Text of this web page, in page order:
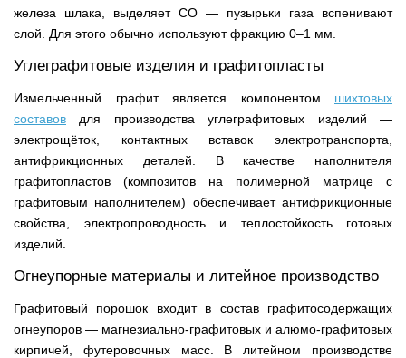
железа шлака, выделяет CO — пузырьки газа вспенивают
слой. Для этого обычно используют фракцию 0–1 мм.
Углеграфитовые изделия и графитопласты
Измельченный графит является компонентом шихтовых
составов для производства углеграфитовых изделий —
электрощёток, контактных вставок электротранспорта,
антифрикционных деталей. В качестве наполнителя
графитопластов (композитов на полимерной матрице с
графитовым наполнителем) обеспечивает антифрикционные
свойства, электропроводность и теплостойкость готовых
изделий.
Огнеупорные материалы и литейное производство
Графитовый порошок входит в состав графитосодержащих
огнеупоров — магнезиально-графитовых и алюмо-графитовых
кирпичей, футеровочных масс. В литейном производстве